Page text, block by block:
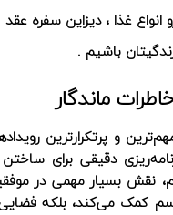
غذا ، دیزاین سفره عقد
باشیم .
ماندگار
و پرتکرارترین
دقیقی برای ساختن
نقش بسیار مهمی در
کمک می‌کند، بلکه